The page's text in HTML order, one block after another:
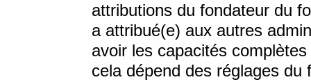
attributions du fondateur du
a attribué(e) aux autres
avoir les capacités
cela dépend des réglages du